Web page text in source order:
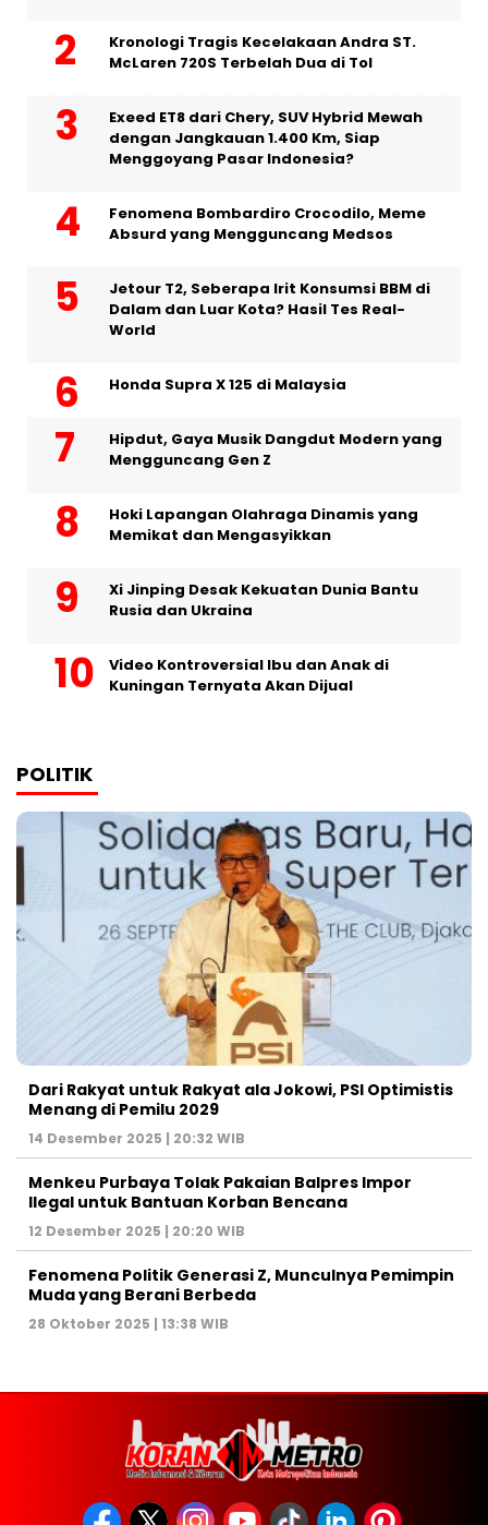
Kronologi Tragis Kecelakaan Andra ST.
McLaren 720S Terbelah Dua di Tol
Exeed ET8 dari Chery, SUV Hybrid Mewah
dengan Jangkauan 1.400 Km, Siap
Menggoyang Pasar Indonesia?
Fenomena Bombardiro Crocodilo, Meme
Absurd yang Mengguncang Medsos
Jetour T2, Seberapa Irit Konsumsi BBM di
Dalam dan Luar Kota? Hasil Tes Real-
World
Honda Supra X 125 di Malaysia
Hipdut, Gaya Musik Dangdut Modern yang
Mengguncang Gen Z
Hoki Lapangan Olahraga Dinamis yang
Memikat dan Mengasyikkan
Xi Jinping Desak Kekuatan Dunia Bantu
Rusia dan Ukraina
Video Kontroversial Ibu dan Anak di
Kuningan Ternyata Akan Dijual
POLITIK
Dari Rakyat untuk Rakyat ala Jokowi, PSI Optimistis
Menang di Pemilu 2029
14 Desember 2025 | 20:32 WIB
Menkeu Purbaya Tolak Pakaian Balpres Impor
Ilegal untuk Bantuan Korban Bencana
12 Desember 2025 | 20:20 WIB
Fenomena Politik Generasi Z, Munculnya Pemimpin
Muda yang Berani Berbeda
28 Oktober 2025 | 13:38 WIB